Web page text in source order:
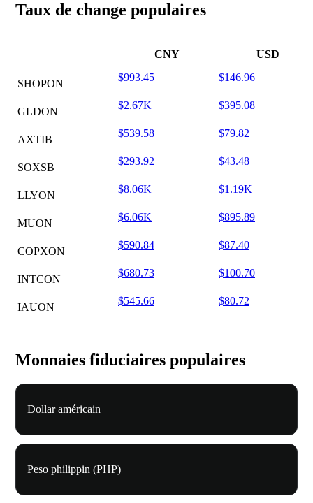
Taux de change populaires
CNY USD
SHOPON
$993.45 $146.96
GLDON
$2.67K $395.08
AXTIB
$539.58 $79.82
SOXSB
$293.92 $43.48
LLYON
$8.06K $1.19K
MUON
$6.06K $895.89
COPXON
$590.84 $87.40
INTCON
$680.73 $100.70
IAUON
$545.66 $80.72
Monnaies fiduciaires populaires
Dollar américain
Peso philippin (PHP)